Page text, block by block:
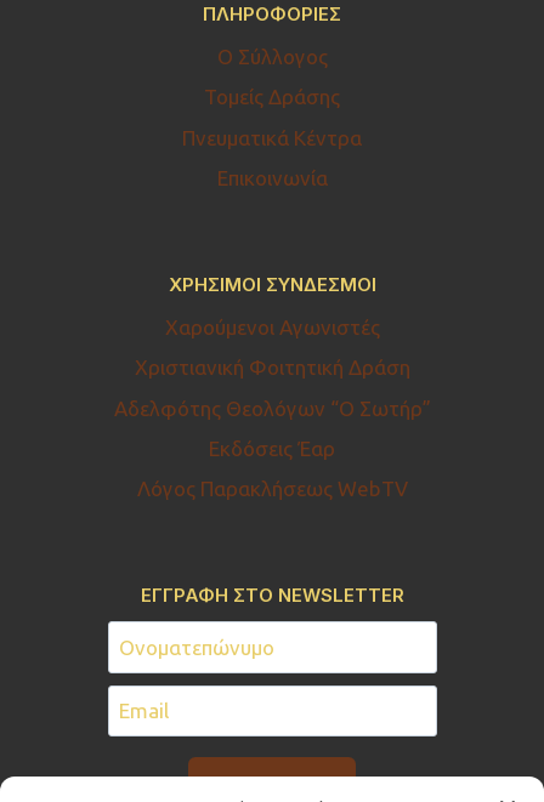
ΠΛΗΡΟΦΟΡΊΕΣ
Ο Σύλλογος
Τομείς Δράσης
Πνευματικά Κέντρα
Επικοινωνία
ΧΡΉΣΙΜΟΙ ΣΎΝΔΕΣΜΟΙ
Χαρούμενοι Αγωνιστές
Χριστιανική Φοιτητική Δράση
Αδελφότης Θεολόγων “Ο Σωτήρ”
Εκδόσεις Έαρ
Λόγος Παρακλήσεως WebTV
ΕΓΓΡΑΦΗ ΣΤΟ NEWSLETTER